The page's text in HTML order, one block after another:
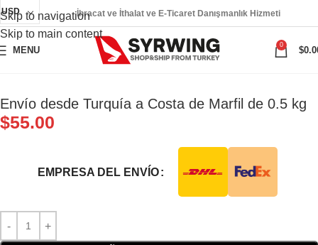
Skip to navigation
Skip to main content
USD İhracat ve İthalat ve E-Ticaret Danışmanlık Hizmeti
MENU
0
$
Envío desde Turquía a Costa de Marfil de 0.5 kg
$55.00
EMPRESA DEL ENVÍO